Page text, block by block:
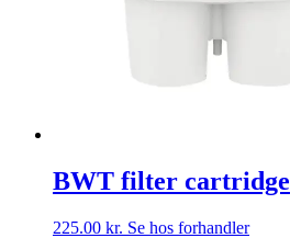
BWT filter cartridge
225.00 kr. Se hos forhandler